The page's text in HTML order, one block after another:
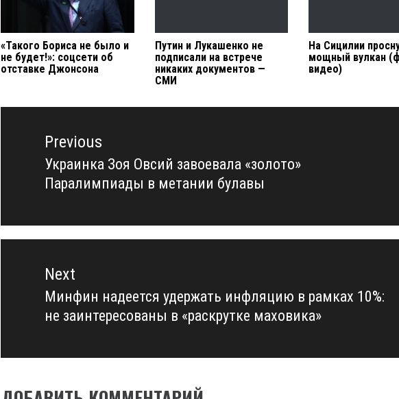
«Такого Бориса не было и
не будет!»: соцсети об
отставке Джонсона
Путин и Лукашенко не
подписали на встрече
никаких документов —
СМИ
На Сицилии
мощный вулкан
видео)
Навигация
записямPrevious
Previous
post:
Украинка Зоя Овсий завоевала «золото»
Паралимпиады в метании булавы
Next
Next
post:
Минфин надеется удержать инфляцию в рамках 10%:
не заинтересованы в «раскрутке маховика»